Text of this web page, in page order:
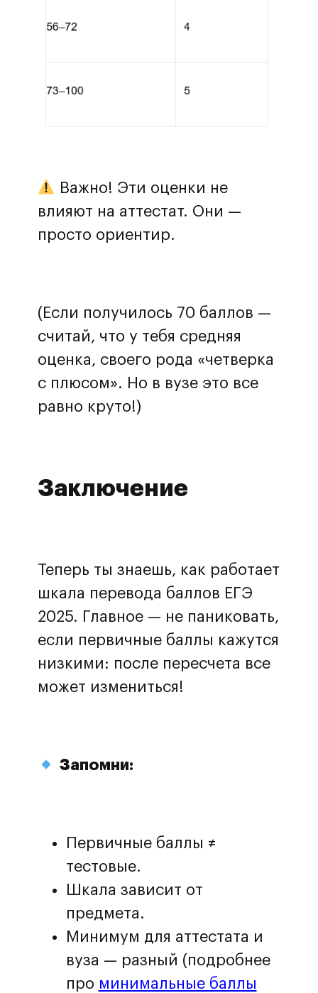
Важно! Эти оценки не
влияют на аттестат. Они —
просто ориентир.
(Если получилось 70 баллов —
считай, что у тебя средняя
оценка, своего рода «четверка
с плюсом». Но в вузе это все
равно круто!)
Заключение
Теперь ты знаешь, как работает
шкала перевода баллов ЕГЭ
2025. Главное — не паниковать,
если первичные баллы кажутся
низкими: после пересчета все
может измениться!
Запомни:
Первичные баллы ≠
тестовые.
Шкала зависит от
предмета.
Минимум для аттестата и
вуза — разный (подробнее
про минимальные баллы